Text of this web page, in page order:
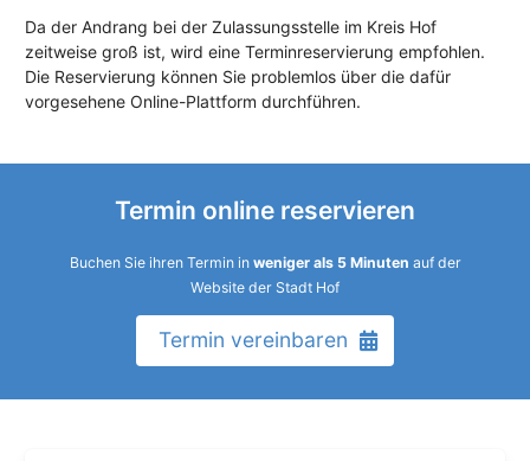
Da der Andrang bei der Zulassungsstelle im Kreis Hof
zeitweise groß ist, wird eine Terminreservierung empfohlen.
Die Reservierung können Sie problemlos über die dafür
vorgesehene Online-Plattform durchführen.
Termin online reservieren
Buchen Sie ihren Termin in weniger als 5 Minuten auf der
Website der Stadt Hof
Termin vereinbaren